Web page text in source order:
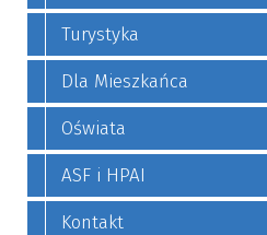
Turystyka
Dla Mieszkańca
Oświata
ASF i HPAI
Kontakt